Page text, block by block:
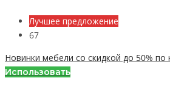
Лучшее предложение
67
Новинки мебели со скидкой до 50% по
Использовать